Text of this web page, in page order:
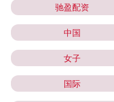
驰盈配资
中国
女子
国际